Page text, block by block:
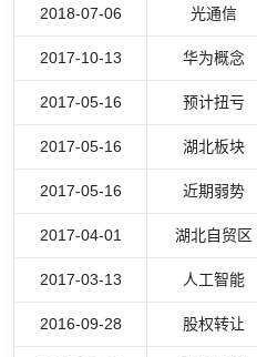
2018-07-06 光通信
2017-10-13 华为概念
2017-05-16 预计扭亏
2017-05-16 湖北板块
2017-05-16 近期弱势
2017-04-01 湖北自贸区
2017-03-13 人工智能
2016-09-28 股权转让